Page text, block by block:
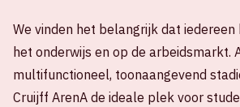
We vinden het belangrijk dat iedereen
het onderwijs en op de arbeidsmarkt.
multifunctioneel, toonaangevend
Cruijff ArenA de ideale plek voor